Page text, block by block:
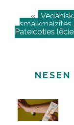
«
smalkmaizītes
Pateicoties